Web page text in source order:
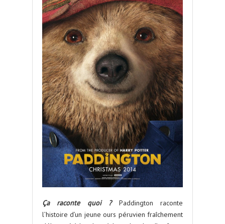
Ça raconte quoi ?
Paddington raconte
l’histoire d’un jeune ours péruvien fraîchement